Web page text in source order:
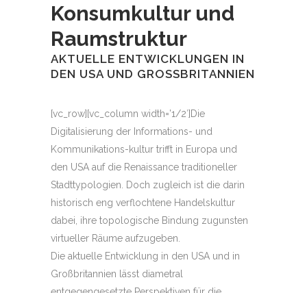
Konsumkultur und
Raumstruktur
AKTUELLE ENTWICKLUNGEN IN
DEN USA UND GROSSBRITANNIEN
[vc_row][vc_column width=’1/2′]Die
Digitalisierung der Informations- und
Kommunikations-kultur trifft in Europa und
den USA auf die Renaissance traditioneller
Stadttypologien. Doch zugleich ist die darin
historisch eng verflochtene Handelskultur
dabei, ihre topologische Bindung zugunsten
virtueller Räume aufzugeben.
Die aktuelle Entwicklung in den USA und in
Großbritannien lässt diametral